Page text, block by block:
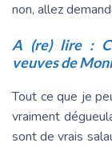
non, allez
A (re) lire :
veuves de
Tout ce que je
vraiment
sont de vrais